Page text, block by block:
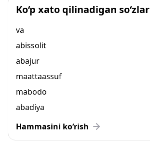
Ko‘p xato qilinadigan so‘zlar
va
abissolit
abajur
maattaassuf
mabodo
abadiya
Hammasini ko‘rish